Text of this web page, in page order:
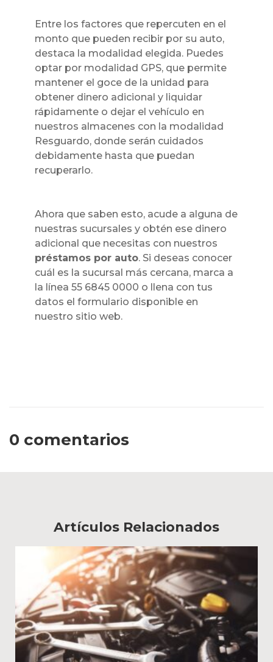
Entre los factores que repercuten en el
monto que pueden recibir por su auto,
destaca la modalidad elegida. Puedes
optar por modalidad GPS, que permite
mantener el goce de la unidad para
obtener dinero adicional y liquidar
rápidamente o dejar el vehículo en
nuestros almacenes con la modalidad
Resguardo, donde serán cuidados
debidamente hasta que puedan
recuperarlo.
Ahora que saben esto, acude a alguna de
nuestras sucursales y obtén ese dinero
adicional que necesitas con nuestros
préstamos por auto. Si deseas conocer
cuál es la sucursal más cercana, marca a
la línea 55 6845 0000 o llena con tus
datos el formulario disponible en
nuestro sitio web.
0 comentarios
Artículos Relacionados